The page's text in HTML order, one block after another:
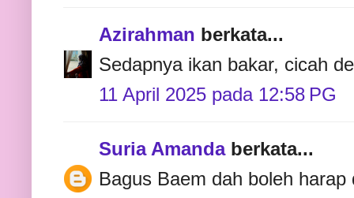
Azirahman berkata...
Sedapnya ikan bakar, cicah
11 April 2025 pada 12:58 PG
Suria Amandaberkata...
Bagus Baem dah boleh harap